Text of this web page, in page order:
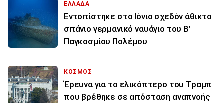
ΕΛΛΑΔΑ
Εντοπίστηκε στο Ιόνιο σχεδόν άθικτο
σπάνιο γερμανικό ναυάγιο του Β’
Παγκοσμίου Πολέμου
ΚΟΣΜΟΣ
Έρευνα για το ελικόπτερο του Τραμπ
που βρέθηκε σε απόσταση αναπνοής